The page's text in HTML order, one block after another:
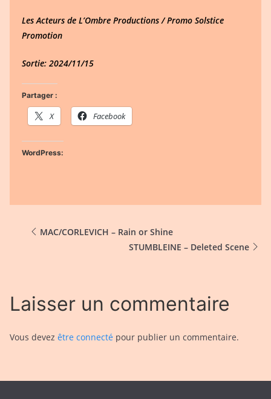
Les Acteurs de L’Ombre Productions / Promo Solstice
Promotion
Sortie: 2024/11/15
Partager :
X Facebook
WordPress:
MAC/CORLEVICH – Rain or Shine
STUMBLEINE – Deleted Scene
Laisser un commentaire
Vous devez être connecté pour publier un commentaire.